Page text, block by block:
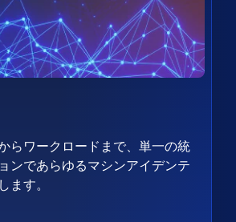
らワークロードまで、単一の統
ンであらゆるマシンアイデンテ
ます。